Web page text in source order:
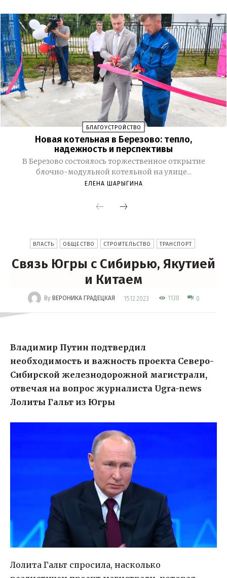
БЛАГОУСТРОЙСТВО
Новая котельная в Березово: тепло,
надежность и перспективы
В Березово состоялось торжественное открытие
блочно-модульной котельной на улице...
ЕЛЕНА ШАРЫГИНА